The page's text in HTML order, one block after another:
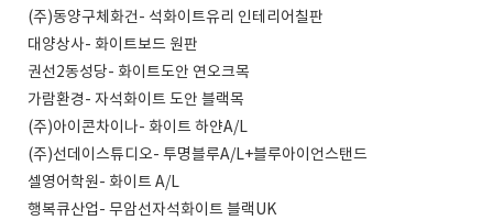
(주)동양구체화건- 석화이트유리 인테리어칠판
대양상사- 화이트보드 원판
권선2동성당- 화이트도안 연오크목
가람환경- 자석화이트 도안 블랙목
(주)아이콘차이나- 화이트 하얀A/L
(주)선데이스튜디오- 투명블루A/L+블루아이언스탠드
셀영어학원- 화이트 A/L
행복큐산업- 무암선자석화이트 블랙UK